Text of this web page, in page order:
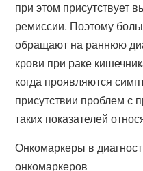
при этом присутствует
ремиссии. Поэтому
обращают на раннюю
крови при раке
когда проявляются
присутствии проблем с
таких показателей
Онкомаркеры в
онкомаркеров